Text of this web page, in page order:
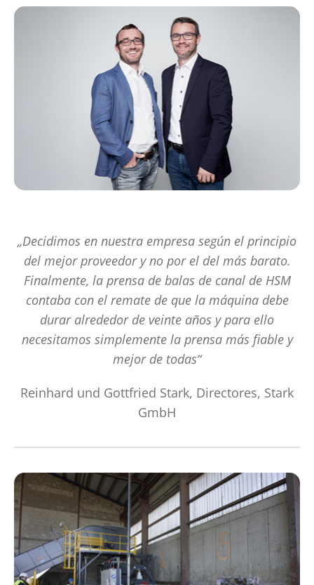
„Decidimos en nuestra empresa según el principio
del mejor proveedor y no por el del más barato.
Finalmente, la prensa de balas de canal de HSM
contaba con el remate de que la máquina debe
durar alrededor de veinte años y para ello
necesitamos simplemente la prensa más fiable y
mejor de todas“
Reinhard und Gottfried Stark, Directores, Stark
GmbH